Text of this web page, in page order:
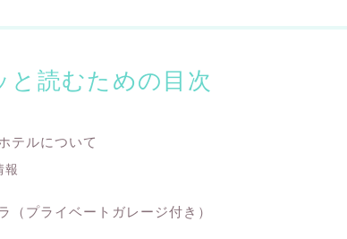
と読むための目次
テルについて
報
（プライベートガレージ付き）